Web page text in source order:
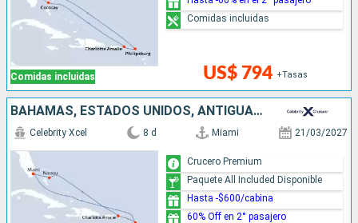
Comidas incluidas US$ 794 +Tasas
Comidas incluidas
BAHAMAS, ESTADOS UNIDOS, ANTIGUA Y BARBUDA
Celebrity Xcel 8 d Miami 21/03/2027
Crucero Premium
Paquete All Included Disponible
Hasta -$600/cabina
60% Off en 2° pasajero